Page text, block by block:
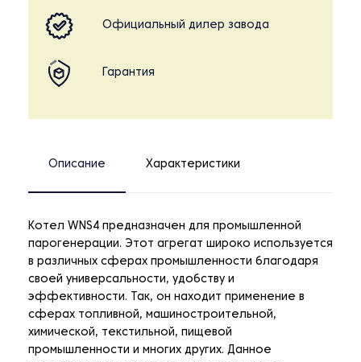
Официальный дилер завода
Гарантия
Описание Характеристики
Котел WNS4 предназначен для промышленной
парогенерации. Этот агрегат широко используется
в различных сферах промышленности благодаря
своей универсальности, удобству и
эффективности. Так, он находит применение в
сферах топливной, машиностроительной,
химической, текстильной, пищевой
промышленности и многих других. Данное